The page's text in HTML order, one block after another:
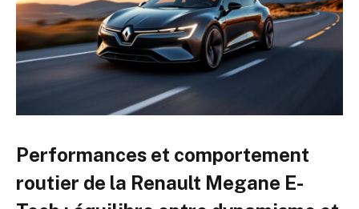
Performances et comportement
routier de la Renault Megane E-